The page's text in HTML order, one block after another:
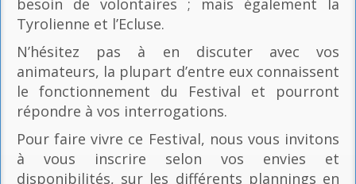
Tyrolienne et l’Ecluse.
N’hésitez pas à en discuter avec vos
animateurs, la plupart d’entre eux connaissent
le fonctionnement du Festival et pourront
répondre à vos interrogations.
Pour faire vivre ce Festival, nous vous invitons
à vous inscrire selon vos envies et
disponibilités, sur les différents plannings en